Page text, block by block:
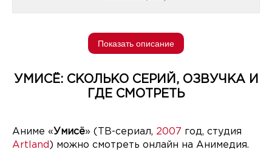
Показать описание
УМИСЁ: СКОЛЬКО СЕРИЙ, ОЗВУЧКА И
ГДЕ СМОТРЕТЬ
Аниме «Умисё» (ТВ-сериал, 2007 год, студия
Artland ) можно смотреть онлайн на Анимедия.